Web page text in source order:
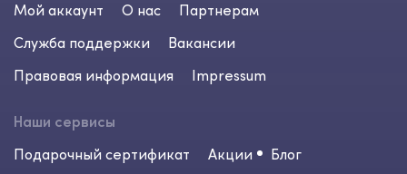
Мой аккаунт
О нас
Партнерам
Служба поддержки
Вакансии
Правовая информация
Impressum
Наши сервисы
Подарочный сертификат
Акции
Блог